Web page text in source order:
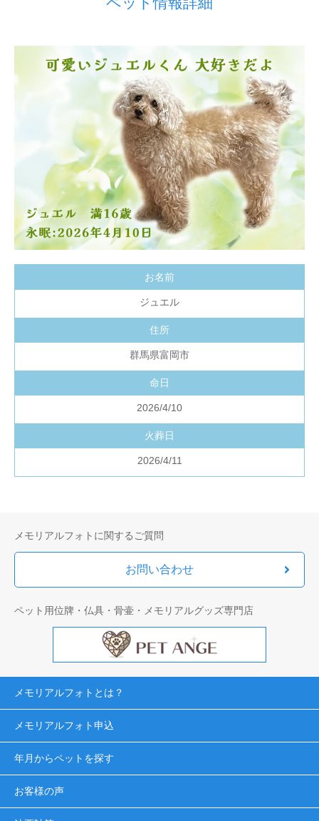
お名前
ジュエル
住所
群馬県富岡市
命日
2026/4/10
火葬日
2026/4/11
メモリアルフォトに関するご質問
お問い合わせ
ペット用位牌・仏具・骨壷・メモリアルグッズ専門店
メモリアルフォトとは？
メモリアルフォト申込
年月からペットを探す
お客様の声